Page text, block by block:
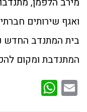
ואגף שירותים
בית המתנדב החדש
המתנדבת ומקום
Email